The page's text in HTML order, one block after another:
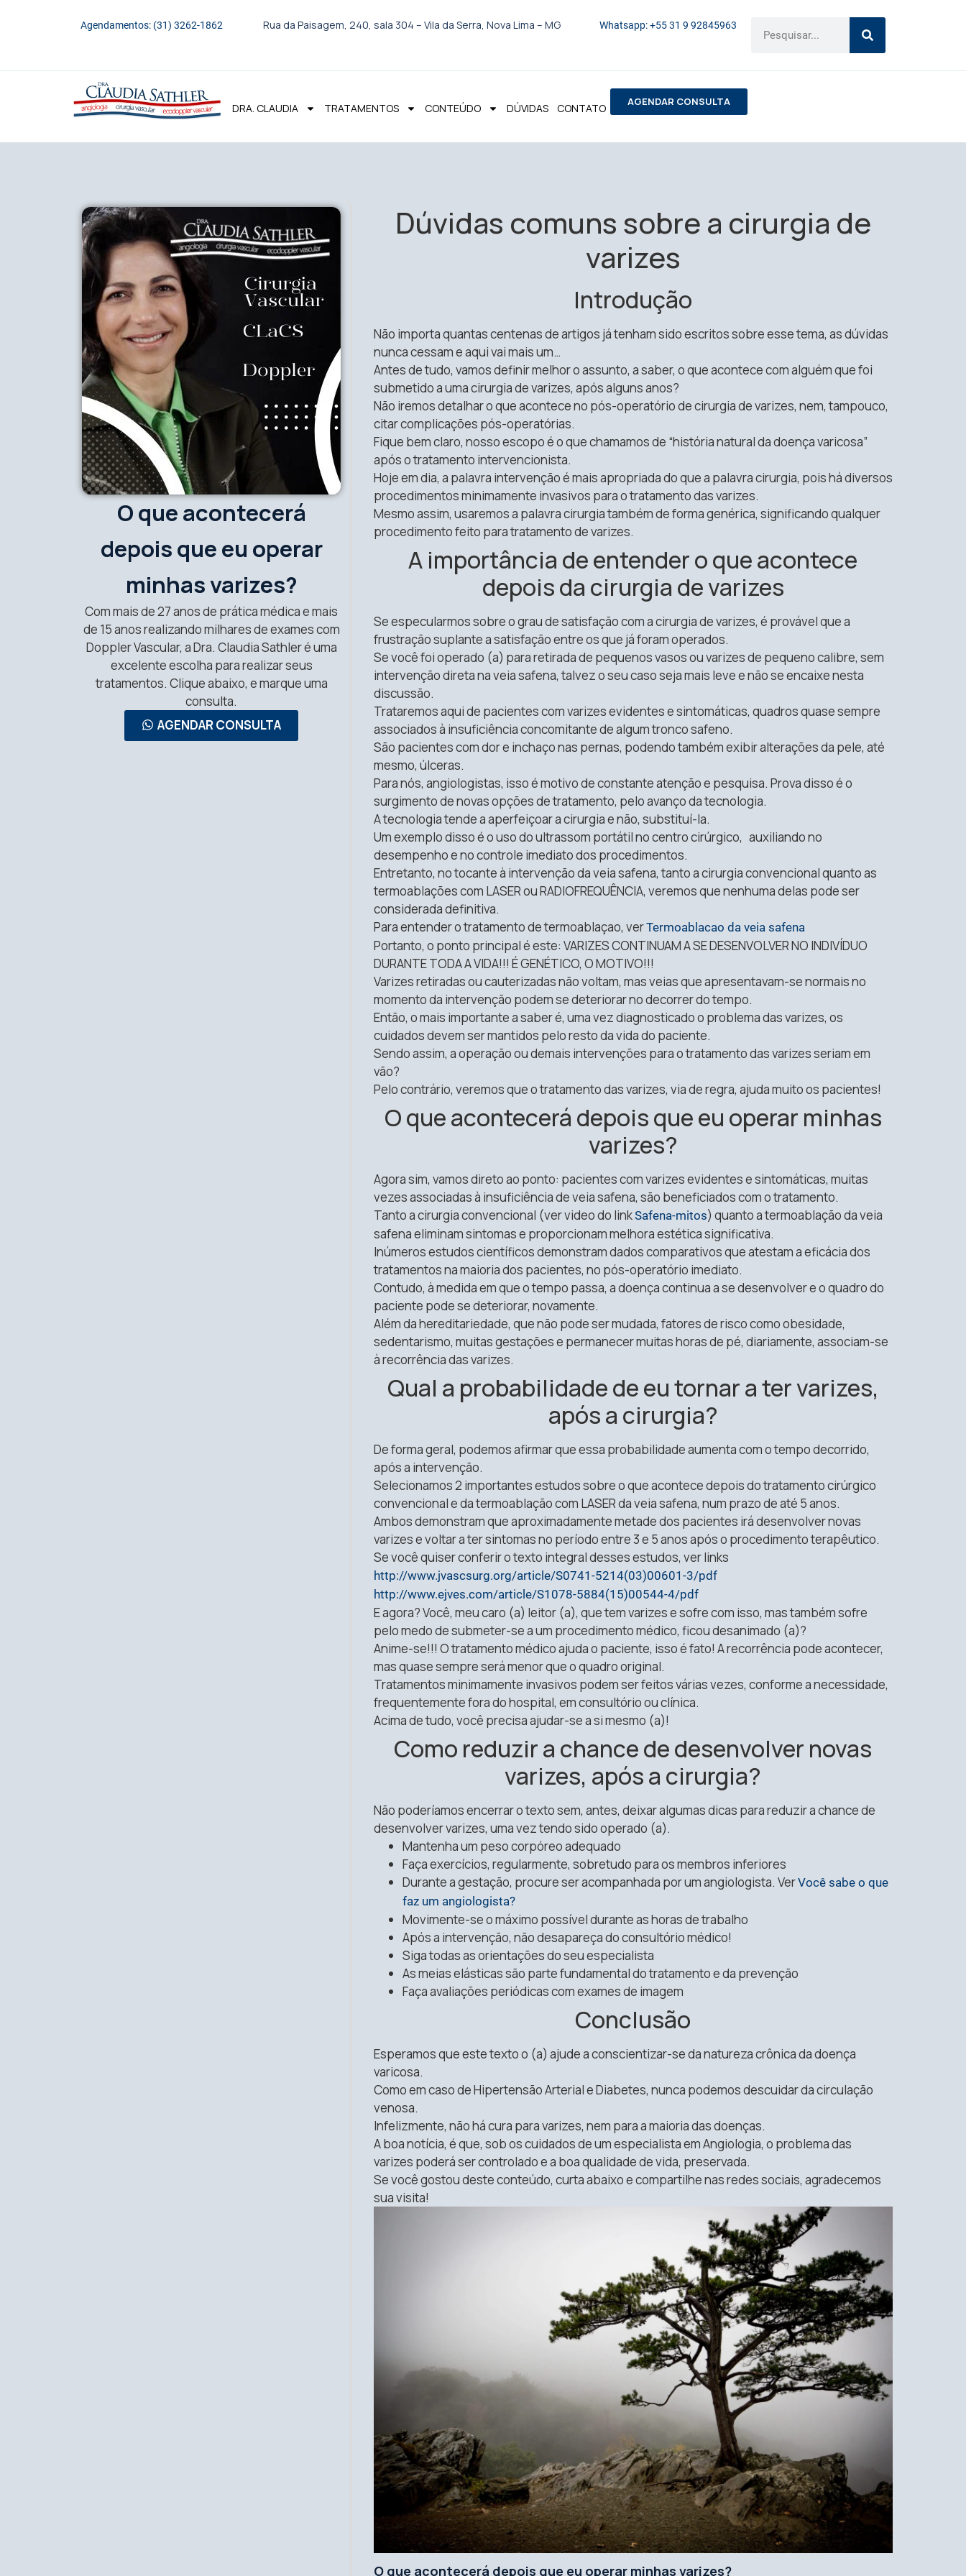
Agendamentos: (31) 3262-1862 Rua da Paisagem, 240, sala 304 – Vila da Serra, Nova Lima – MG Whatsapp: +55 31 9 92845963
DRA. CLAUDIA TRATAMENTOS CONTEÚDO DÚVIDAS CONTATO AGENDAR CONSULTA
O que acontecerá
depois que eu operar
minhas varizes?
Com mais de 27 anos de prática médica e mais
de 15 anos realizando milhares de exames com
Doppler Vascular, a Dra. Claudia Sathler é uma
excelente escolha para realizar seus
tratamentos. Clique abaixo, e marque uma
consulta.
AGENDAR CONSULTA
Dúvidas comuns sobre a cirurgia de
varizes
Introdução
Não importa quantas centenas de artigos já tenham sido escritos sobre esse tema, as dúvidas
nunca cessam e aqui vai mais um…
Antes de tudo, vamos definir melhor o assunto, a saber, o que acontece com alguém que foi
submetido a uma cirurgia de varizes, após alguns anos?
Não iremos detalhar o que acontece no pós-operatório de cirurgia de varizes, nem, tampouco,
citar complicações pós-operatórias.
Fique bem claro, nosso escopo é o que chamamos de “história natural da doença varicosa”
após o tratamento intervencionista.
Hoje em dia, a palavra intervenção é mais apropriada do que a palavra cirurgia, pois há diversos
procedimentos minimamente invasivos para o tratamento das varizes.
Mesmo assim, usaremos a palavra cirurgia também de forma genérica, significando qualquer
procedimento feito para tratamento de varizes.
A importância de entender o que acontece
depois da cirurgia de varizes
Se especularmos sobre o grau de satisfação com a cirurgia de varizes, é provável que a
frustração suplante a satisfação entre os que já foram operados.
Se você foi operado (a) para retirada de pequenos vasos ou varizes de pequeno calibre, sem
intervenção direta na veia safena, talvez o seu caso seja mais leve e não se encaixe nesta
discussão.
Trataremos aqui de pacientes com varizes evidentes e sintomáticas, quadros quase sempre
associados à insuficiência concomitante de algum tronco safeno.
São pacientes com dor e inchaço nas pernas, podendo também exibir alterações da pele, até
mesmo, úlceras.
Para nós, angiologistas, isso é motivo de constante atenção e pesquisa. Prova disso é o
surgimento de novas opções de tratamento, pelo avanço da tecnologia.
A tecnologia tende a aperfeiçoar a cirurgia e não, substituí-la.
Um exemplo disso é o uso do ultrassom portátil no centro cirúrgico, auxiliando no
desempenho e no controle imediato dos procedimentos.
Entretanto, no tocante à intervenção da veia safena, tanto a cirurgia convencional quanto as
termoablações com LASER ou RADIOFREQUÊNCIA, veremos que nenhuma delas pode ser
considerada definitiva.
Para entender o tratamento de termoablaçao, verTermoablacao da veia safena
Portanto, o ponto principal é este: VARIZES CONTINUAM A SE DESENVOLVER NO INDIVÍDUO
DURANTE TODA A VIDA!!! É GENÉTICO, O MOTIVO!!!
Varizes retiradas ou cauterizadas não voltam, mas veias que apresentavam-se normais no
momento da intervenção podem se deteriorar no decorrer do tempo.
Então, o mais importante a saber é, uma vez diagnosticado o problema das varizes, os
cuidados devem ser mantidos pelo resto da vida do paciente.
Sendo assim, a operação ou demais intervenções para o tratamento das varizes seriam em
vão?
Pelo contrário, veremos que o tratamento das varizes, via de regra, ajuda muito os pacientes!
O que acontecerá depois que eu operar minhas
varizes?
Agora sim, vamos direto ao ponto: pacientes com varizes evidentes e sintomáticas, muitas
vezes associadas à insuficiência de veia safena, são beneficiados com o tratamento.
Tanto a cirurgia convencional (ver video do linkSafena-mitos) quanto a termoablação da veia
safena eliminam sintomas e proporcionam melhora estética significativa.
Inúmeros estudos científicos demonstram dados comparativos que atestam a eficácia dos
tratamentos na maioria dos pacientes, no pós-operatório imediato.
Contudo, à medida em que o tempo passa, a doença continua a se desenvolver e o quadro do
paciente pode se deteriorar, novamente.
Além da hereditariedade, que não pode ser mudada, fatores de risco como obesidade,
sedentarismo, muitas gestações e permanecer muitas horas de pé, diariamente, associam-se
à recorrência das varizes.
Qual a probabilidade de eu tornar a ter varizes,
após a cirurgia?
De forma geral, podemos afirmar que essa probabilidade aumenta com o tempo decorrido,
após a intervenção.
Selecionamos 2 importantes estudos sobre o que acontece depois do tratamento cirúrgico
convencional e da termoablação com LASER da veia safena, num prazo de até 5 anos.
Ambos demonstram que aproximadamente metade dos pacientes irá desenvolver novas
varizes e voltar a ter sintomas no período entre 3 e 5 anos após o procedimento terapêutico.
Se você quiser conferir o texto integral desses estudos, ver links
http://www.jvascsurg.org/article/S0741-5214(03)00601-3/pdf
http://www.ejves.com/article/S1078-5884(15)00544-4/pdf
E agora? Você, meu caro (a) leitor (a), que tem varizes e sofre com isso, mas também sofre
pelo medo de submeter-se a um procedimento médico, ficou desanimado (a)?
Anime-se!!! O tratamento médico ajuda o paciente, isso é fato! A recorrência pode acontecer,
mas quase sempre será menor que o quadro original.
Tratamentos minimamente invasivos podem ser feitos várias vezes, conforme a necessidade,
frequentemente fora do hospital, em consultório ou clínica.
Acima de tudo, você precisa ajudar-se a si mesmo (a)!
Como reduzir a chance de desenvolver novas
varizes, após a cirurgia?
Não poderíamos encerrar o texto sem, antes, deixar algumas dicas para reduzir a chance de
desenvolver varizes, uma vez tendo sido operado (a).
Mantenha um peso corpóreo adequado
Faça exercícios, regularmente, sobretudo para os membros inferiores
Durante a gestação, procure ser acompanhada por um angiologista. VerVocê sabe o que
faz um angiologista?
Movimente-se o máximo possível durante as horas de trabalho
Após a intervenção, não desapareça do consultório médico!
Siga todas as orientações do seu especialista
As meias elásticas são parte fundamental do tratamento e da prevenção
Faça avaliações periódicas com exames de imagem
Conclusão
Esperamos que este texto o (a) ajude a conscientizar-se da natureza crônica da doença
varicosa.
Como em caso de Hipertensão Arterial e Diabetes, nunca podemos descuidar da circulação
venosa.
Infelizmente, não há cura para varizes, nem para a maioria das doenças.
A boa notícia, é que, sob os cuidados de um especialista em Angiologia, o problema das
varizes poderá ser controlado e a boa qualidade de vida, preservada.
Se você gostou deste conteúdo, curta abaixo e compartilhe nas redes sociais, agradecemos
sua visita!
O que acontecerá depois que eu operar minhas varizes?